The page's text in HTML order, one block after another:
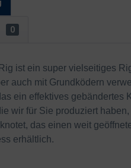
0
ist ein super vielseitiges
auch mit Grundködern
ein effektives gebändertes
wir für Sie produziert
das einen weit
erhältlich.